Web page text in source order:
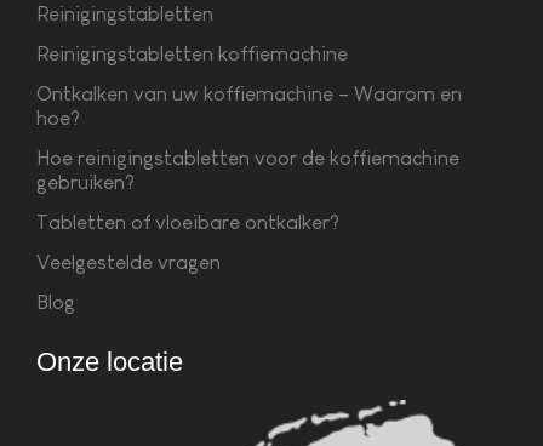
Reinigingstabletten
Reinigingstabletten koffiemachine
Ontkalken van uw koffiemachine – Waarom en
hoe?
Hoe reinigingstabletten voor de koffiemachine
gebruiken?
Tabletten of vloeibare ontkalker?
Veelgestelde vragen
Blog
Onze locatie